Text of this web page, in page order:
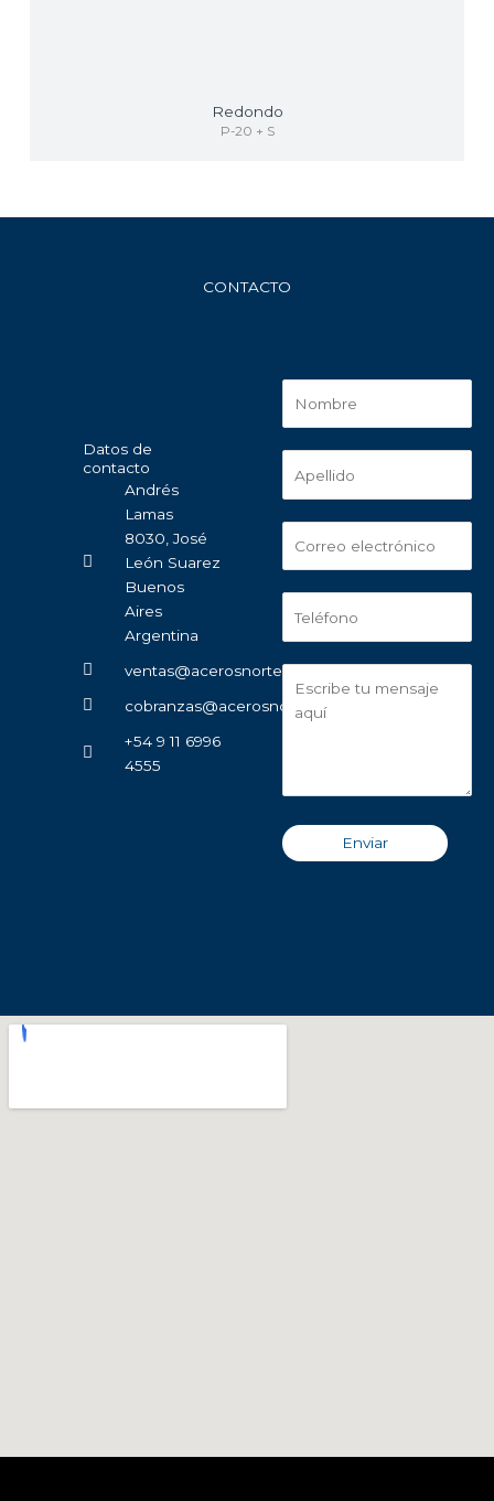
Redondo
P-20 + S
CONTACTO
Datos de
contacto
Andrés
Lamas
8030, José
León Suarez
Buenos
Aires
Argentina
ventas@acerosnorte.com.ar
cobranzas@acerosnorte.com.ar
+54 9 11 6996
4555